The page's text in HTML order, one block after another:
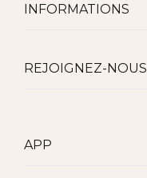
INFORMATIONS
REJOIGNEZ-NOUS
APP